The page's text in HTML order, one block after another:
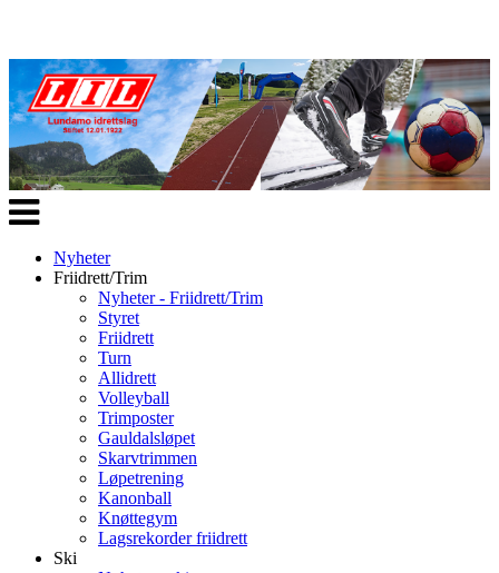
Veksle
navigasjon
Nyheter
Friidrett/Trim
Nyheter - Friidrett/Trim
Styret
Friidrett
Turn
Allidrett
Volleyball
Trimposter
Gauldalsløpet
Skarvtrimmen
Løpetrening
Kanonball
Knøttegym
Lagsrekorder friidrett
Ski